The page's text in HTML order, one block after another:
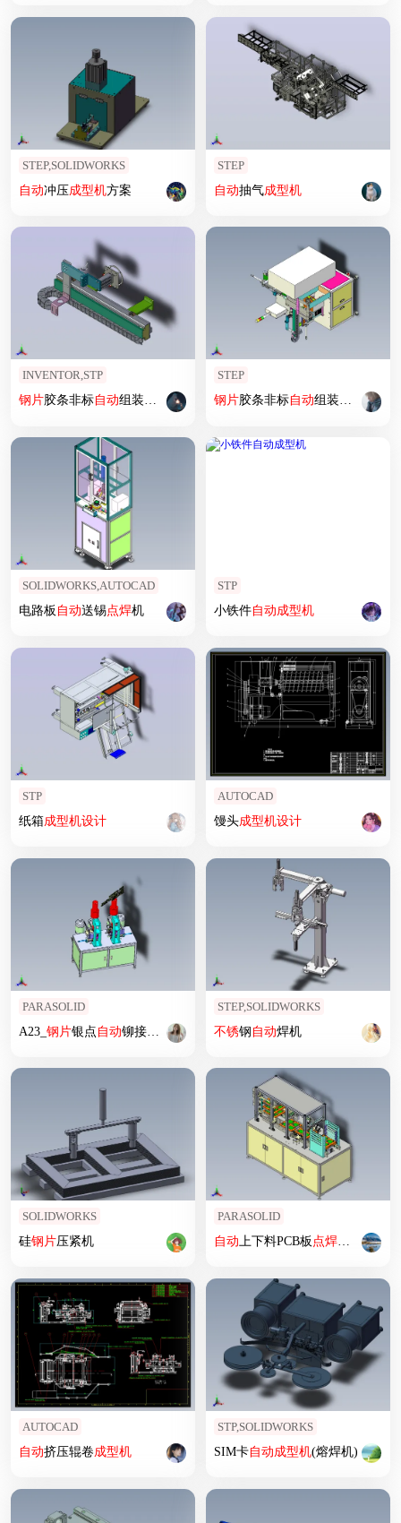
STEP,SOLIDWORKS
自动冲压成型机方案
STEP
自动抽气成型机
INVENTOR,STP
钢片胶条非标自动组装机3D图纸
STEP
钢片胶条非标自动组装机3D模型
SOLIDWORKS,AUTOCAD
电路板 自动送锡点焊机
STP
小铁件自动成型机
STP
纸箱成型机设计
AUTOCAD
馒头成型机设计
PARASOLID
A23_ 钢片银点自动铆接机SW2012
STEP,SOLIDWORKS
不锈钢自动焊机
SOLIDWORKS
硅钢片压紧机
PARASOLID
自动上下料PCB板点焊设备模型
AUTOCAD
自动挤压辊卷成型机
STP,SOLIDWORKS
SIM卡自动成型机(熔焊机)